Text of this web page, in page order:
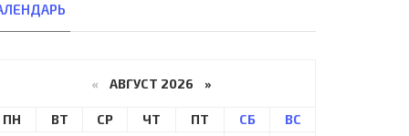
« АВГУСТ 2026 »
ПН ВТ СР ЧТ ПТ СБ ВС